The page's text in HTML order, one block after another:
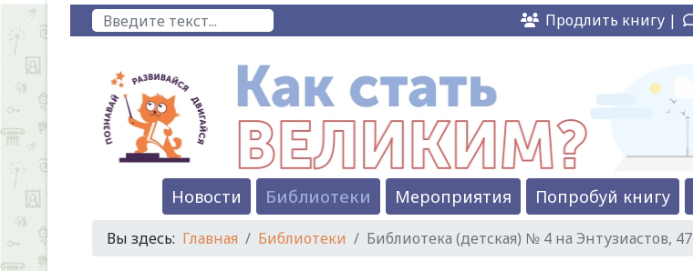
Поиск Продлить книгу |
Новости Библиотеки Мероприятия Попробуй книгу
Вы здесь: Главная Библиотеки Библиотека (детская) № 4 на Энтузиастов, 47